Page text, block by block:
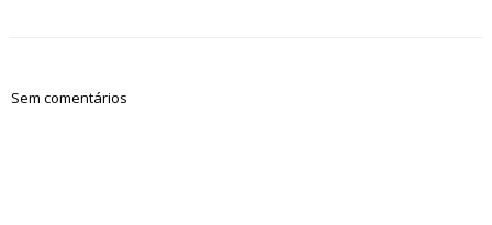
Sem comentários